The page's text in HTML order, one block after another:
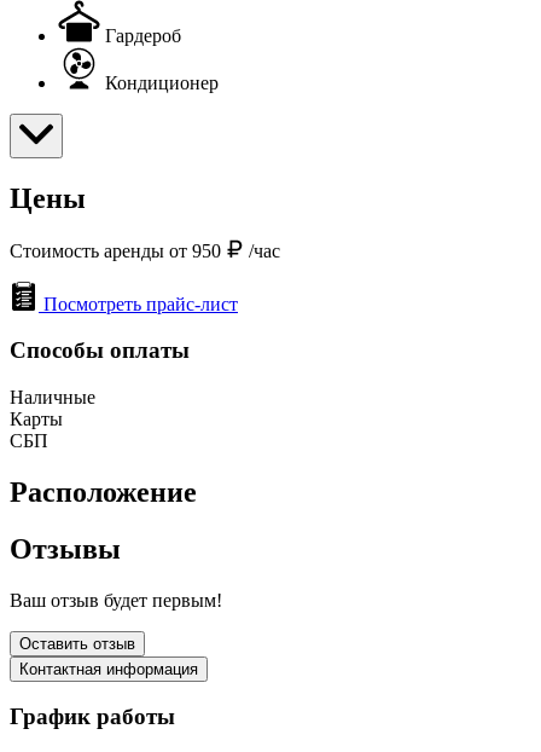
Гардероб
Кондиционер
Цены
Стоимость аренды от 950 /час
Посмотреть прайс-лист
Способы оплаты
Наличные
Карты
СБП
Расположение
Отзывы
Ваш отзыв будет первым!
Оставить отзыв
Контактная информация
График работы